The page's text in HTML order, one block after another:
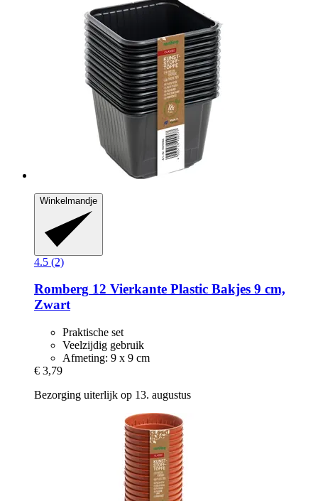
Winkelmandje
4.5 (2)
Romberg 12 Vierkante Plastic Bakjes 9 cm,
Zwart
Praktische set
Veelzijdig gebruik
Afmeting: 9 x 9 cm
€ 3,79
Bezorging uiterlijk op 13. augustus